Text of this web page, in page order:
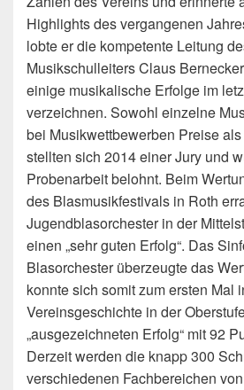
Highlights des vergangenen
lobte er die kompetente Leitung
Musikschulleiters Claus
einige musikalische Erfolge im
verzeichnen. Sowohl einzelne
bei Musikwettbewerben Preise
stellten sich 2014 einer Jury und
Probenarbeit belohnt. Beim
des Blasmusikfestivals in Roth
Jugendblasorchester in der
einen „sehr guten Erfolg“. Das
Blasorchester überzeugte das
konnte sich somit zum ersten Mal
Vereinsgeschichte in der
„ausgezeichneten Erfolg“ mit 92
Derzeit werden die knapp 300
verschiedenen Fachbereichen